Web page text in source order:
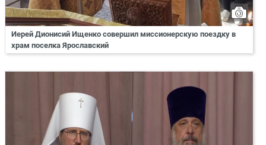
Иерей Дионисий Ищенко совершил миссионерскую поездку в
храм поселка Ярославский